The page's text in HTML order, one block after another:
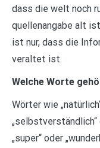
dass die welt noch
quellenangabe alt
ist nur, dass die
veraltet ist.
Welche Worte
Wörter wie
„selbstverständlich“
„super“ oder